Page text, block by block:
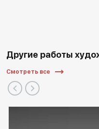
Другие работы
Смотреть все